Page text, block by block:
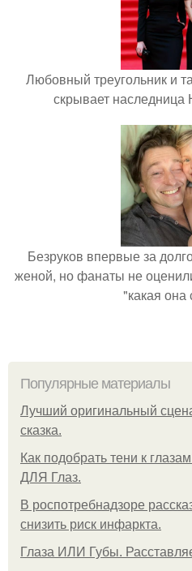
Любовный треугольник и
скрывает
Безруков впервые за
женой, но фанаты не
"какая она
Популярные материалы
Лучший оригинальный
сказка.
Как подобрать тени к
ДЛЯ Глаз.
В роспотребнадзоре
снизить риск инфаркта.
Глаза ИЛИ Губы.